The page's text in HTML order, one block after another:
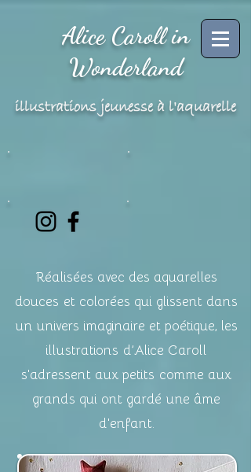
Alice Caroll in
Wonderland
illustrations jeunesse à l'aquarelle
Réalisées avec des aquarelles
douces et colorées qui glissent dans
un univers imaginaire et poétique, les
illustrations d’Alice Caroll
s'adressent aux petits comme aux
grands qui ont gardé une âme
d'enfant.